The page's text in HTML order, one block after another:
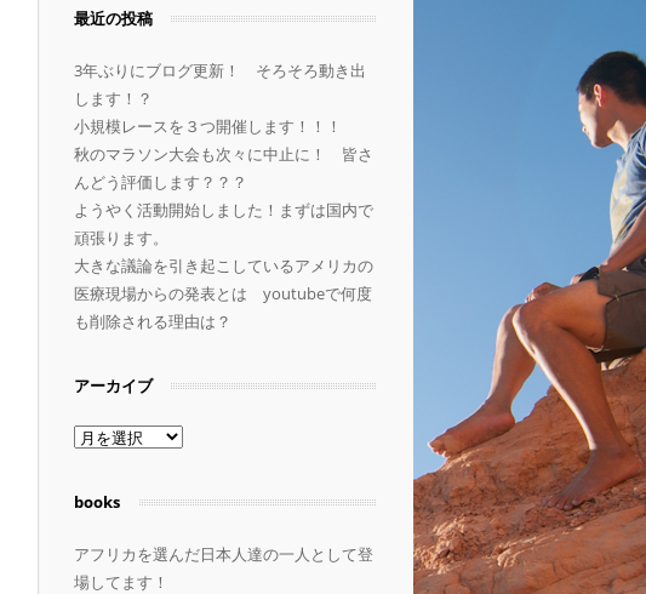
最近の投稿
3年ぶりにブログ更新！ そろそろ動き出
します！？
小規模レースを３つ開催します！！！
秋のマラソン大会も次々に中止に！ 皆さ
んどう評価します？？？
ようやく活動開始しました！まずは国内で
頑張ります。
大きな議論を引き起こしているアメリカの
医療現場からの発表とは youtubeで何度
も削除される理由は？
アーカイブ
ア
カ
ブ
books
アフリカを選んだ日本人達の一人として登
場してます！